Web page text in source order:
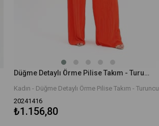
Düğme Detaylı Örme Pilise Takım - Turuncu
Kadın - Düğme Detaylı Örme Pilise Takım - Turuncu
20241416
₺1.156,80